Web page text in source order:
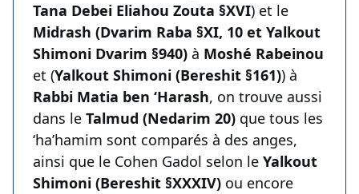
Tana Debei Eliahou Zouta §XVI) et le
Midrash (Dvarim Raba §XI, 10 et Yalkout
Shimoni Dvarim §940) à Moshé Rabeinou
et (Yalkout Shimoni (Bereshit §161)) à
Rabbi Matia ben ‘Harash, on trouve aussi
dans le Talmud (Nedarim 20) que tous les
‘ha’hamim sont comparés à des anges,
ainsi que le Cohen Gadol selon le Yalkout
Shimoni (Bereshit §XXXIV) ou encore